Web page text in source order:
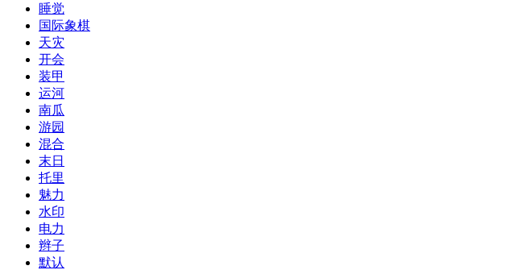
睡觉
国际象棋
天灾
开会
装甲
运河
南瓜
游园
混合
末日
托里
魅力
水印
电力
辫子
默认